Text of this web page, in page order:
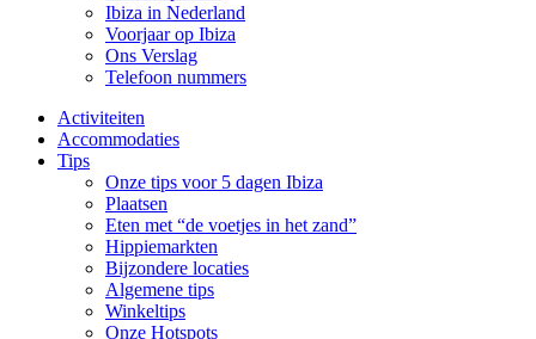
Ibiza in Nederland
Voorjaar op Ibiza
Ons Verslag
Telefoon nummers
Activiteiten
Accommodaties
Tips
Onze tips voor 5 dagen Ibiza
Plaatsen
Eten met “de voetjes in het zand”
Hippiemarkten
Bijzondere locaties
Algemene tips
Winkeltips
Onze Hotspots